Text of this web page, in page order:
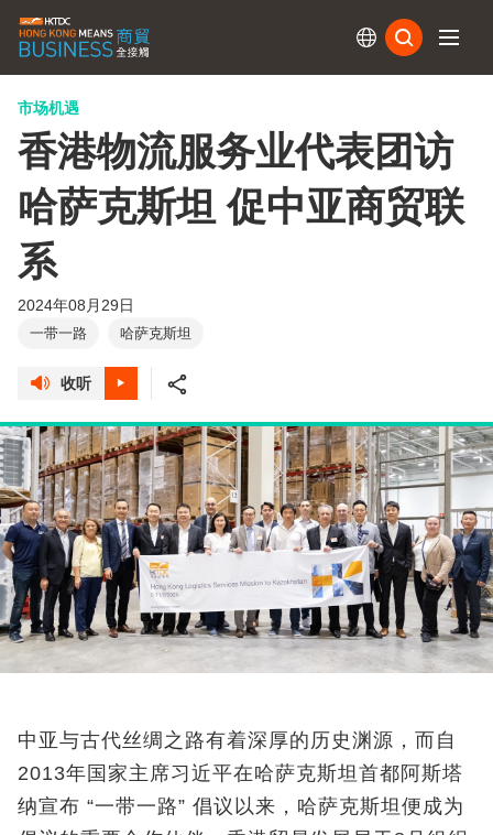
市场机遇
香港物流服务业代表团访
哈萨克斯坦 促中亚商贸联
系
2024年08月29日
一带一路 哈萨克斯坦
收听
中亚与古代丝绸之路有着深厚的历史渊源，而自
2013年国家主席习近平在哈萨克斯坦首都阿斯塔
纳宣布 “一带一路” 倡议以来，哈萨克斯坦便成为